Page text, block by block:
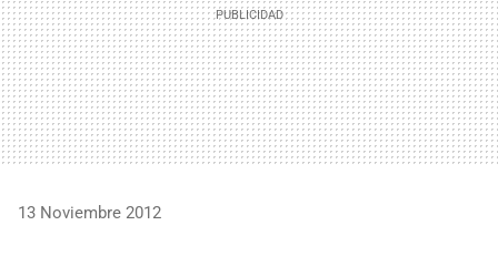
13 Noviembre 2012